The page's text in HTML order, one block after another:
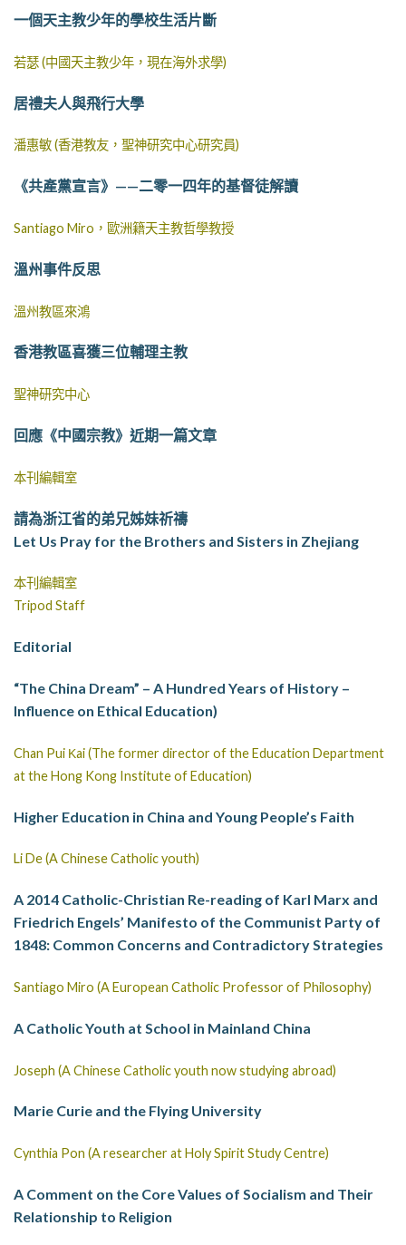
一個天主教少年的學校生活片斷
若瑟 (中國天主教少年，現在海外求學)
居禮夫人與飛行大學
潘惠敏 (香港教友，聖神研究中心研究員)
《共產黨宣言》——二零一四年的基督徒解讀
Santiago Miro，歐洲籍天主教哲學教授
溫州事件反思
溫州教區來鴻
香港教區喜獲三位輔理主教
聖神研究中心
回應《中國宗教》近期一篇文章
本刊編輯室
請為浙江省的弟兄姊妹祈禱
Let Us Pray for the Brothers and Sisters in Zhejiang
本刊編輯室
Tripod Staff
Editorial
“The China Dream” – A Hundred Years of History –
Influence on Ethical Education)
Chan Pui Κai (The former director of the Education Department
at the Hong Kong Institute of Education)
Higher Education in China and Young People’s Faith
Li De (A Chinese Catholic youth)
A 2014 Catholic-Christian Re-reading of Karl Marx and
Friedrich Engels’ Manifesto of the Communist Party of
1848: Common Concerns and Contradictory Strategies
Santiago Miro (A European Catholic Professor of Philosophy)
A Catholic Youth at School in Mainland China
Joseph (A Chinese Catholic youth now studying abroad)
Marie Curie and the Flying University
Cynthia Pon (A researcher at Holy Spirit Study Centre)
A Comment on the Core Values of Socialism and Their
Relationship to Religion